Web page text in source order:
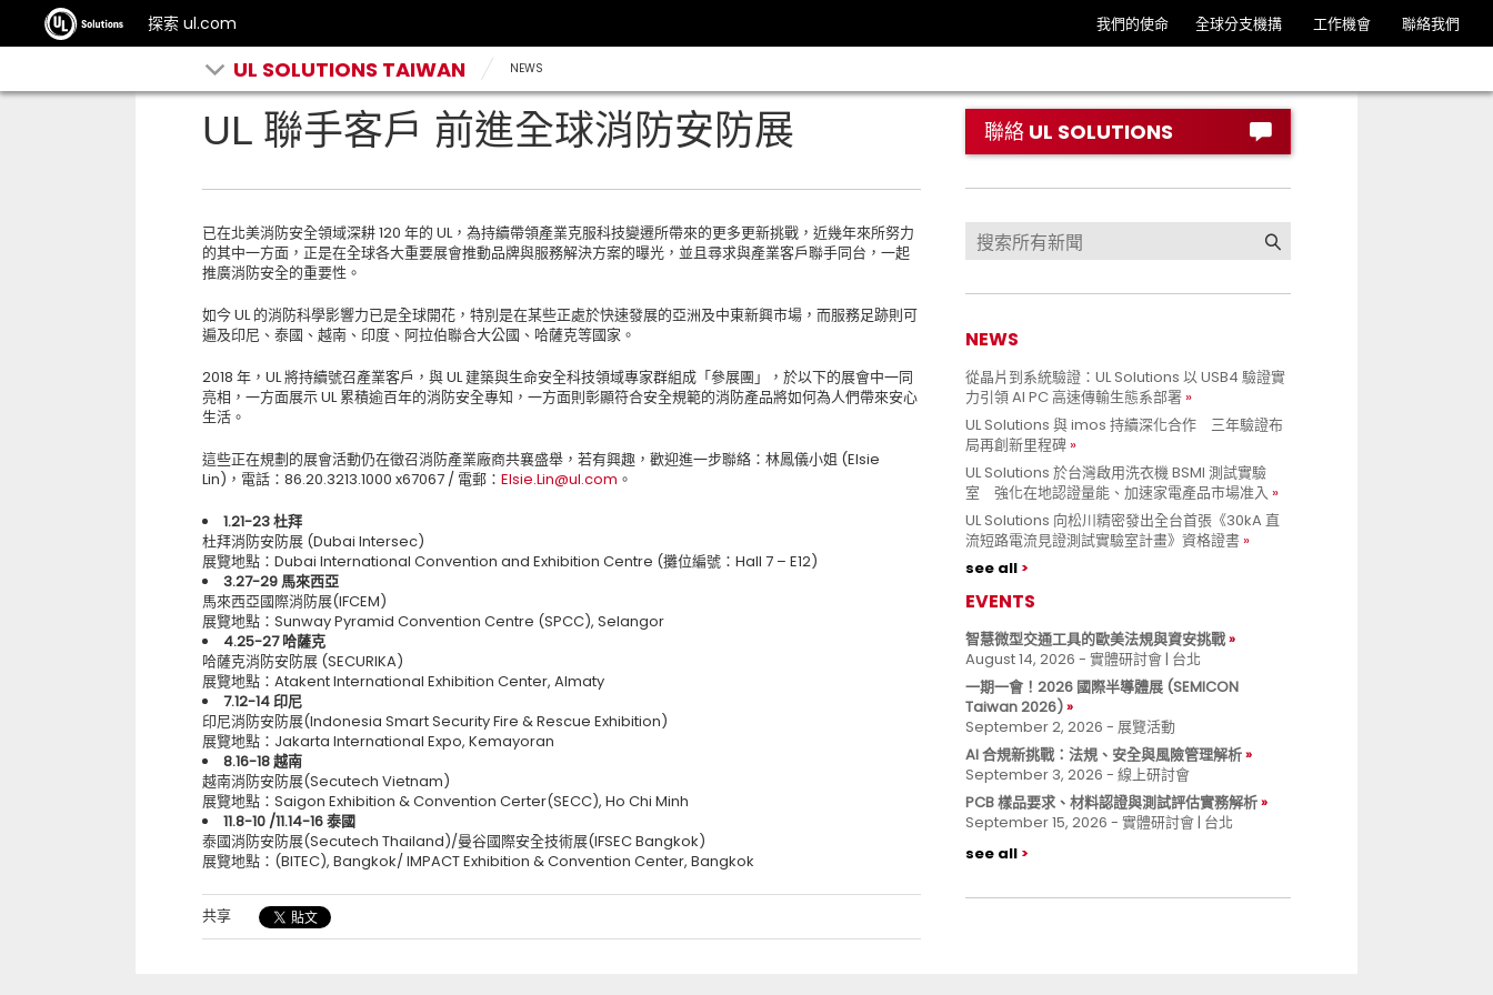
探索 ul.com 我們的使命 全球分支機搆 工作機會 聯絡我們
UL SOLUTIONS TAIWAN NEWS
UL 聯手客戶 前進全球消防安防展
已在北美消防安全領域深耕 120 年的 UL，為持續帶領產業克服科技變遷所帶來的更多更新挑戰，近幾年來所努力
的其中一方面，正是在全球各大重要展會推動品牌與服務解決方案的曝光，並且尋求與產業客戶聯手同台，一起
推廣消防安全的重要性。
如今 UL 的消防科學影響力已是全球開花，特別是在某些正處於快速發展的亞洲及中東新興市場，而服務足跡則可
遍及印尼、泰國、越南、印度、阿拉伯聯合大公國、哈薩克等國家。
2018 年，UL 將持續號召產業客戶，與 UL 建築與生命安全科技領域專家群組成「參展團」，於以下的展會中一同
亮相，一方面展示 UL 累積逾百年的消防安全專知，一方面則彰顯符合安全規範的消防產品將如何為人們帶來安心
生活。
這些正在規劃的展會活動仍在徵召消防產業廠商共襄盛舉，若有興趣，歡迎進一步聯絡：林鳳儀小姐 (Elsie
Lin)，電話：86.20.3213.1000 x67067 / 電郵： Elsie.Lin@ul.com 。
1.21-23 杜拜
杜拜消防安防展 (Dubai Intersec)
展覽地點：Dubai International Convention and Exhibition Centre (攤位編號：Hall 7 – E12)
3.27-29 馬來西亞
馬來西亞國際消防展(IFCEM)
展覽地點：Sunway Pyramid Convention Centre (SPCC), Selangor
4.25-27 哈薩克
哈薩克消防安防展 (SECURIKA)
展覽地點：Atakent International Exhibition Center, Almaty
7.12-14 印尼
印尼消防安防展(Indonesia Smart Security Fire & Rescue Exhibition)
展覽地點：Jakarta International Expo, Kemayoran
8.16-18 越南
越南消防安防展(Secutech Vietnam)
展覽地點：Saigon Exhibition & Convention Certer(SECC), Ho Chi Minh
11.8-10 /11.14-16 泰國
泰國消防安防展(Secutech Thailand)/曼谷國際安全技術展(IFSEC Bangkok)
展覽地點：(BITEC), Bangkok/ IMPACT Exhibition & Convention Center, Bangkok
共享
聯絡 UL SOLUTIONS
NEWS
從晶片到系統驗證：UL Solutions 以 USB4 驗證實
力引領 AI PC 高速傳輸生態系部署
UL Solutions 與 imos 持續深化合作 三年驗證布
局再創新里程碑
UL Solutions 於台灣啟用洗衣機 BSMI 測試實驗
室 強化在地認證量能、加速家電產品市場准入
UL Solutions 向松川精密發出全台首張《30kA 直
流短路電流見證測試實驗室計畫》資格證書
see all
EVENTS
智慧微型交通工具的歐美法規與資安挑戰
August 14, 2026 - 實體研討會 | 台北
一期一會！2026 國際半導體展 (SEMICON
Taiwan 2026)
September 2, 2026 - 展覽活動
AI 合規新挑戰：法規、安全與風險管理解析
September 3, 2026 - 線上研討會
PCB 樣品要求、材料認證與測試評估實務解析
September 15, 2026 - 實體研討會 | 台北
see all